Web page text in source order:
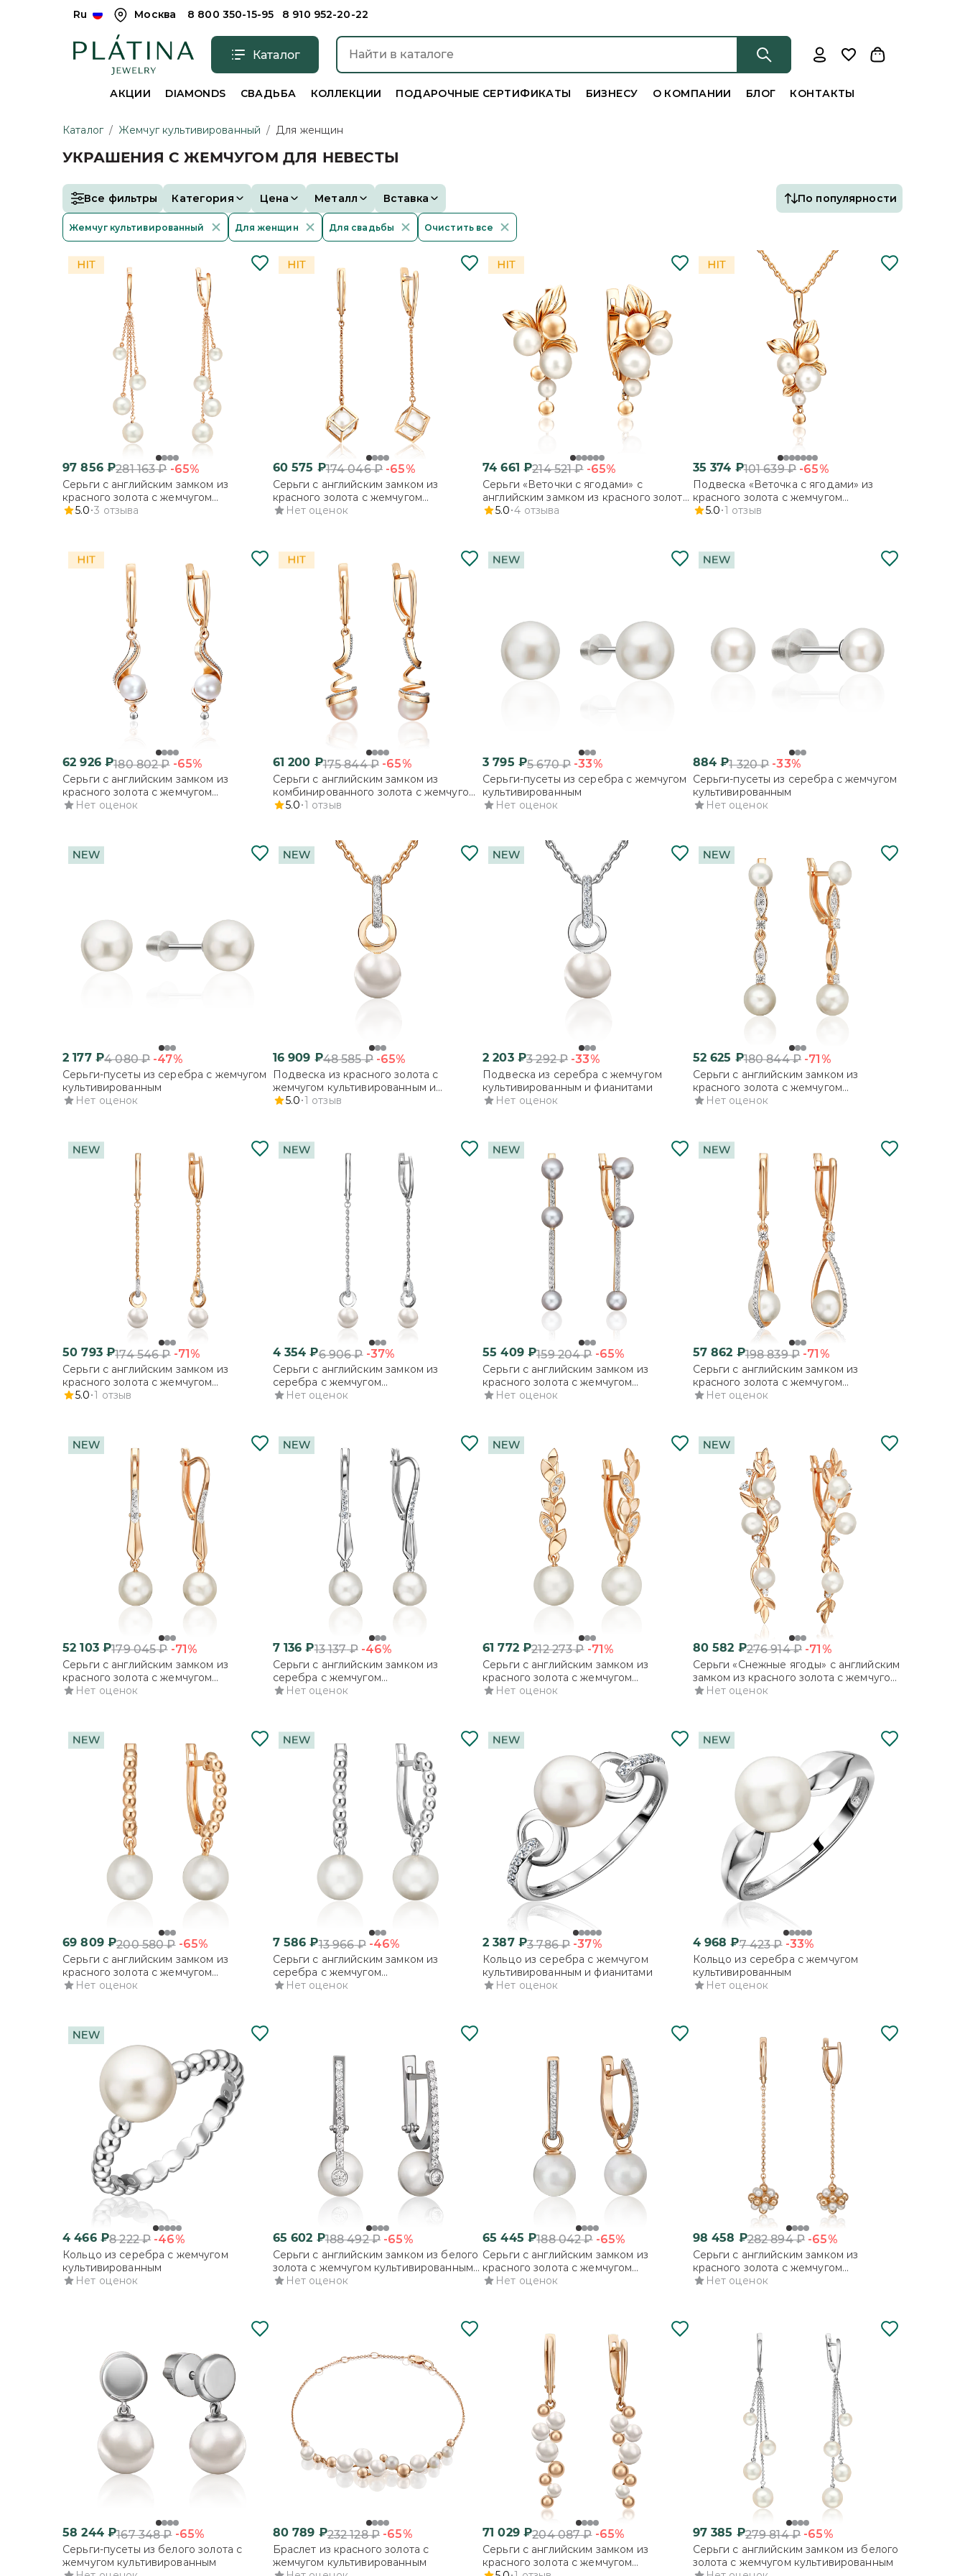
Ru Москва 8 800 350-15-95 8 910 952-20-22
Каталог
АКЦИИ DIAMONDS СВАДЬБА КОЛЛЕКЦИИ ПОДАРОЧНЫЕ СЕРТИФИКАТЫ БИЗНЕСУ О КОМПАНИИ БЛОГ КОНТАКТЫ
Каталог / Жемчуг культивированный / Для женщин
УКРАШЕНИЯ С ЖЕМЧУГОМ ДЛЯ НЕВЕСТЫ
Все фильтры Категория Цена Металл Вставка По популярности
Жемчуг культивированный Для женщин Для свадьбы Очистить все
97 856₽281 163₽ -65%
Серьги с английским замком из
красного золота с жемчугом
культивированным
5.0 3 отзыва
60 575 ₽174 046₽ -65%
Серьги с английским замком из
красного золота с жемчугом
культивированным
Нет оценок
74 661 ₽214 521₽ -65%
Серьги «Веточки с ягодами» с
английским замком из красного золота
с жемчугом культивированным
5.0 4 отзыва
35 374 ₽101 639₽ -65%
Подвеска «Веточка с ягодами» из
красного золота с жемчугом
культивированным
5.0 1 отзыв
62 926₽180 802₽ -65%
Серьги с английским замком из
красного золота с жемчугом
культивированным
Нет оценок
61 200 ₽175 844₽ -65%
Серьги с английским замком из
комбинированного золота с жемчугом
культивированным
5.0 1 отзыв
3 795 ₽5 670₽ -33%
Серьги-пусеты из серебра с жемчугом
культивированным
Нет оценок
884₽1 320₽ -33%
Серьги-пусеты из серебра с жемчугом
культивированным
Нет оценок
2 177₽4 080₽ -47%
Серьги-пусеты из серебра с жемчугом
культивированным
Нет оценок
16 909 ₽48 585₽ -65%
Подвеска из красного золота с
жемчугом культивированным и
фианитами
5.0 1 отзыв
2 203₽3 292₽ -33%
Подвеска из серебра с жемчугом
культивированным и фианитами
Нет оценок
52 625 ₽180 844₽ -71%
Серьги с английским замком из
красного золота с жемчугом
культивированным и фианитами
Нет оценок
50 793₽174 546₽ -71%
Серьги с английским замком из
красного золота с жемчугом
культивированным и фианитами
5.0 1 отзыв
4 354 ₽6 906₽ -37%
Серьги с английским замком из
серебра с жемчугом
культивированным и фианитами
Нет оценок
55 409₽159 204₽ -65%
Серьги с английским замком из
красного золота с жемчугом
культивированным и фианитами
Нет оценок
57 862 ₽198 839₽ -71%
Серьги с английским замком из
красного золота с жемчугом
культивированным и фианитами
Нет оценок
52 103₽179 045₽ -71%
Серьги с английским замком из
красного золота с жемчугом
культивированным и фианитами
Нет оценок
7 136 ₽13 137₽ -46%
Серьги с английским замком из
серебра с жемчугом
культивированным и фианитами
Нет оценок
61 772₽212 273₽ -71%
Серьги с английским замком из
красного золота с жемчугом
культивированным и фианитами
Нет оценок
80 582 ₽276 914₽ -71%
Серьги «Снежные ягоды» с английским
замком из красного золота с жемчугом
культивированным и фианитами
Нет оценок
69 809₽200 580₽ -65%
Серьги с английским замком из
красного золота с жемчугом
культивированным
Нет оценок
7 586 ₽13 966₽ -46%
Серьги с английским замком из
серебра с жемчугом
культивированным
Нет оценок
2 387₽3 786₽ -37%
Кольцо из серебра с жемчугом
культивированным и фианитами
Нет оценок
4 968 ₽7 423₽ -33%
Кольцо из серебра с жемчугом
культивированным
Нет оценок
4 466₽8 222₽ -46%
Кольцо из серебра с жемчугом
культивированным
Нет оценок
65 602 ₽188 492₽ -65%
Серьги с английским замком из белого
золота с жемчугом культивированным
и фианитами
Нет оценок
65 445 ₽188 042₽ -65%
Серьги с английским замком из
красного золота с жемчугом
культивированным и фианитами
Нет оценок
98 458 ₽282 894₽ -65%
Серьги с английским замком из
красного золота с жемчугом
культивированным
Нет оценок
58 244₽167 348₽ -65%
Серьги-пусеты из белого золота с
жемчугом культивированным
80 789 ₽232 128₽ -65%
Браслет из красного золота с
жемчугом культивированным
71 029₽204 087₽ -65%
Серьги с английским замком из
красного золота с жемчугом
97 385 ₽279 814₽ -65%
Серьги с английским замком из белого
золота с жемчугом культивированным